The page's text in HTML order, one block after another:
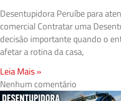
Desentupidora Peruíbe para
comercial Contratar uma
decisão importante quando o
afetar a rotina da casa,
Leia Mais »
Nenhum comentário